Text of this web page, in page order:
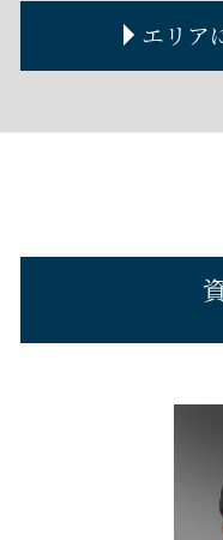
自己破産 損害賠
個人金銭トラブ
金銭トラブル 個
金銭トラブル 夫
コーポレートガ
顧問弁護士 料金
顧問弁護士 メリ
コーポレートガ
債権回収 泣き寝
債権回収 弁護士
債権回収 内容証
エリア
京都 金銭トラブ
西宮市 債権回収
西宮市 企業法務
西宮市 離婚 弁
神戸市 離婚 弁護
西宮市 自己破産
奈良 企業法務
京都 不動産ト